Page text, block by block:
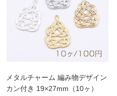
メタルチャーム 編み物デザイン
カン付き 19×27mm（10ヶ）